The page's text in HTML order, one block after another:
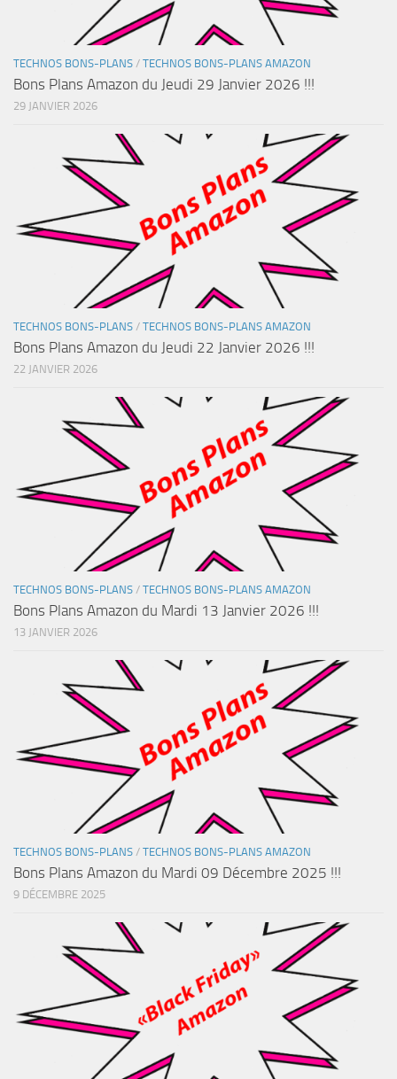
TECHNOS BONS-PLANS / TECHNOS BONS-PLANS AMAZON
Bons Plans Amazon du Jeudi 29 Janvier 2026 !!!
29 JANVIER 2026
TECHNOS BONS-PLANS / TECHNOS BONS-PLANS AMAZON
Bons Plans Amazon du Jeudi 22 Janvier 2026 !!!
22 JANVIER 2026
TECHNOS BONS-PLANS / TECHNOS BONS-PLANS AMAZON
Bons Plans Amazon du Mardi 13 Janvier 2026 !!!
13 JANVIER 2026
TECHNOS BONS-PLANS / TECHNOS BONS-PLANS AMAZON
Bons Plans Amazon du Mardi 09 Décembre 2025 !!!
9 DÉCEMBRE 2025